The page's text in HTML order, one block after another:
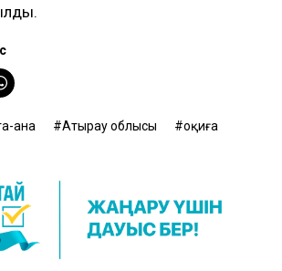
ана Атырау облысы оқиға